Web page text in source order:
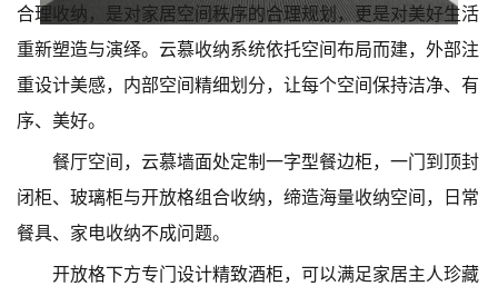
合理收纳，是对家居空间秩序的合理规划，更是对美好生活
重新塑造与演绎。云慕收纳系统依托空间布局而建，外部注
重设计美感，内部空间精细划分，让每个空间保持洁净、有
序、美好。
餐厅空间，云慕墙面处定制一字型餐边柜，一门到顶封
闭柜、玻璃柜与开放格组合收纳，缔造海量收纳空间，日常
餐具、家电收纳不成问题。
开放格下方专门设计精致酒柜，可以满足家居主人珍藏